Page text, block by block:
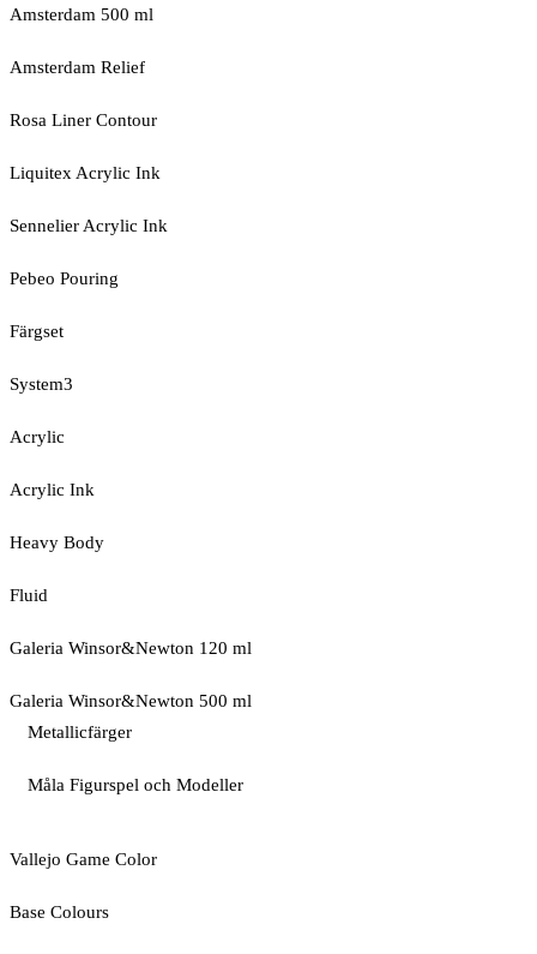
Amsterdam 500 ml
Amsterdam Relief
Rosa Liner Contour
Liquitex Acrylic Ink
Sennelier Acrylic Ink
Pebeo Pouring
Färgset
System3
Acrylic
Acrylic Ink
Heavy Body
Fluid
Galeria Winsor&Newton 120 ml
Galeria Winsor&Newton 500 ml
Metallicfärger
Måla Figurspel och Modeller
Vallejo Game Color
Base Colours